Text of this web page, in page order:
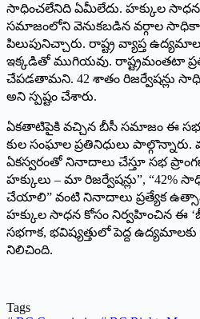
సాధించలేనిది ఏమీలేదు. హక్కుల
సమాజంలోని వెనుకబడిన వర్గాల
పిలుపునిచ్చారు. రాష్ట్ర వ్యాప్త
ఇక్కడితో ముగియవు. రాష్ట్రమంతటా
చేపడతామ‌ని. 42 శాతం రిజర్వేషన్లు
అని స్ప‌ష్టం చేశారు.
ఏకతాటిపైకి వచ్చిన బీసీ సమాజం ఈ
కుల సంఘాల ప్రతినిధులు
ఏకస్వరంతో నినాదాలు చేస్తూ సభ
హక్కులు – మా రిజర్వేషన్లు”, “42%
చేయాలి” వంటి నినాదాలు ప్రత్యేక
హక్కుల సాధన కోసం నిర్వహించిన ఈ
సభగాక, భవిష్యత్తులో పెద్ద
నిలిచింది.
Tags